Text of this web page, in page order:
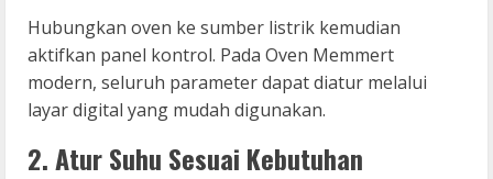
Hubungkan oven ke sumber listrik kemudian
aktifkan panel kontrol. Pada Oven Memmert
modern, seluruh parameter dapat diatur melalui
layar digital yang mudah digunakan.
2. Atur Suhu Sesuai Kebutuhan